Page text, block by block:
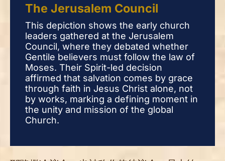
The Jerusalem Council
This depiction shows the early church
leaders gathered at the Jerusalem
Council, where they debated whether
Gentile believers must follow the law of
Moses. Their Spirit-led decision
affirmed that salvation comes by grace
through faith in Jesus Christ alone, not
by works, marking a defining moment in
the unity and mission of the global
Church.